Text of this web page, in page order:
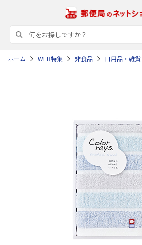
ホーム WEB特集 非食品 日用品・雑貨